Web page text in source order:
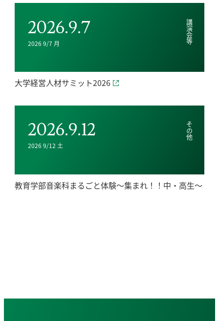
2026.9.7
2026 9/7 月 講演会等
大学経営人材サミット2026
2026.9.12
2026 9/12 土
その他
教育学部音楽科まるごと体験〜集まれ！！中・高生〜